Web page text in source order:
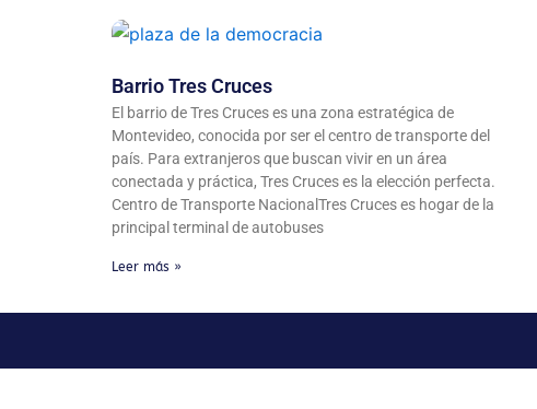
Barrio Tres Cruces
El barrio de Tres Cruces es una zona estratégica de
Montevideo, conocida por ser el centro de transporte del
país. Para extranjeros que buscan vivir en un área
conectada y práctica, Tres Cruces es la elección perfecta.
Centro de Transporte NacionalTres Cruces es hogar de la
principal terminal de autobuses
Leer más »